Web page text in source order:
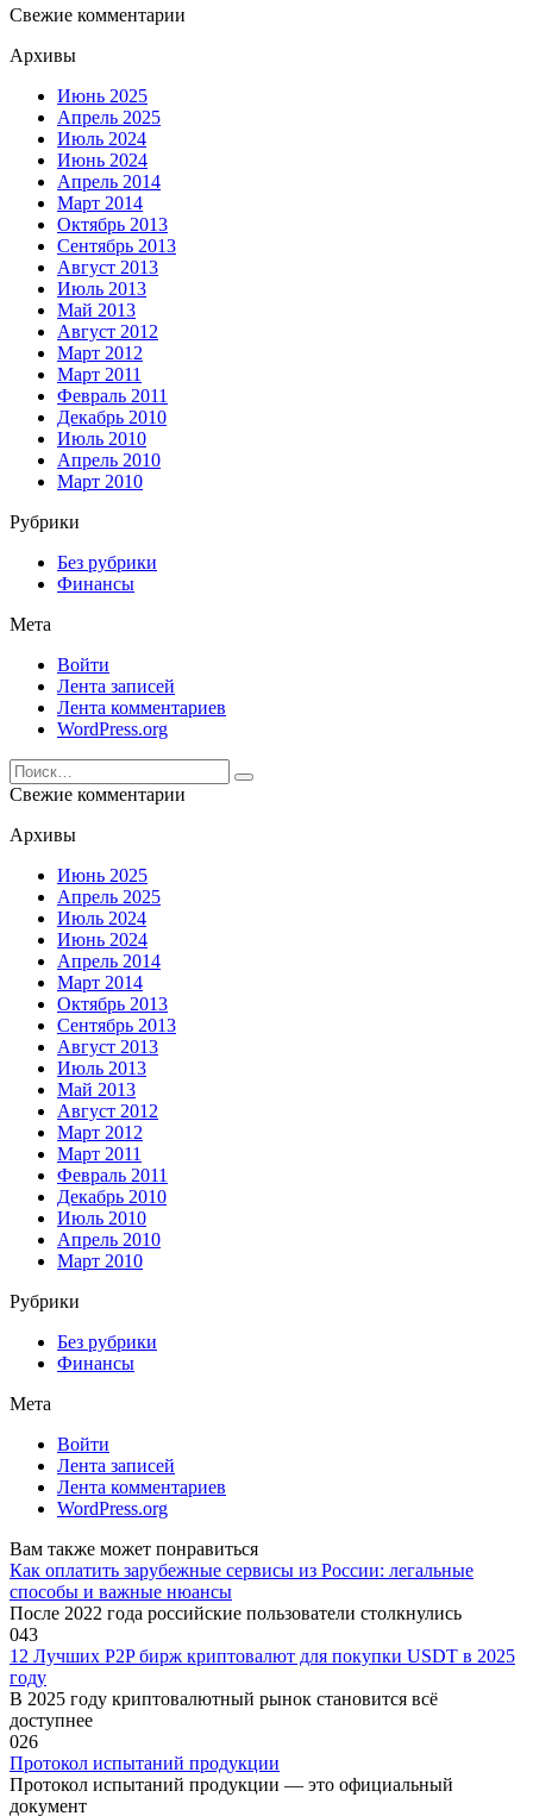
Свежие комментарии
Архивы
Июнь 2025
Апрель 2025
Июль 2024
Июнь 2024
Апрель 2014
Март 2014
Октябрь 2013
Сентябрь 2013
Август 2013
Июль 2013
Май 2013
Август 2012
Март 2012
Март 2011
Февраль 2011
Декабрь 2010
Июль 2010
Апрель 2010
Март 2010
Рубрики
Без рубрики
Финансы
Мета
Войти
Лента записей
Лента комментариев
WordPress.org
Search
for:
Свежие комментарии
Архивы
Июнь 2025
Апрель 2025
Июль 2024
Июнь 2024
Апрель 2014
Март 2014
Октябрь 2013
Сентябрь 2013
Август 2013
Июль 2013
Май 2013
Август 2012
Март 2012
Март 2011
Февраль 2011
Декабрь 2010
Июль 2010
Апрель 2010
Март 2010
Рубрики
Без рубрики
Финансы
Мета
Войти
Лента записей
Лента комментариев
WordPress.org
Вам также может понравиться
Как оплатить зарубежные сервисы из России: легальные
способы и важные нюансы
После 2022 года российские пользователи столкнулись
043
12 Лучших P2P бирж криптовалют для покупки USDT в 2025
году
В 2025 году криптовалютный рынок становится всё
доступнее
026
Протокол испытаний продукции
Протокол испытаний продукции — это официальный
документ